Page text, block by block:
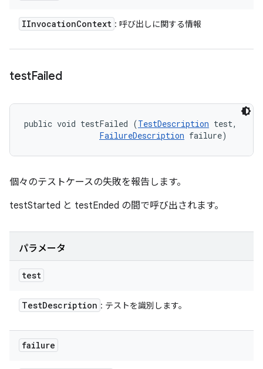
IInvocationContext : 呼び出しに関する情報
testFailed
public void testFailed (TestDescription test,
FailureDescription failure)
個々のテストケースの失敗を報告します。
testStarted と testEnded の間で呼び出されます。
パラメータ
test
TestDescription : テストを識別します。
failure